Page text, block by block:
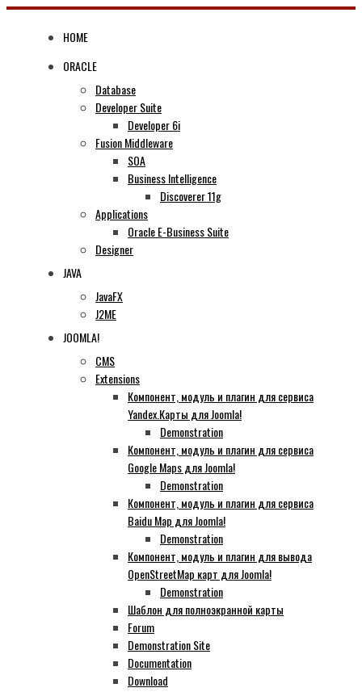
Skip
HOME
ORACLE
Database
Developer Suite
Developer 6i
Fusion Middleware
SOA
Business Intelligence
Discoverer 11g
Applications
Oracle E-Business Suite
Designer
JAVA
JavaFX
J2ME
JOOMLA!
CMS
Extensions
Компонент, модуль и плагин для сервиса
Yandex.Карты для Joomla!
Demonstration
Компонент, модуль и плагин для сервиса
Google Maps для Joomla!
Demonstration
Компонент, модуль и плагин для сервиса
Baidu Map для Joomla!
Demonstration
Компонент, модуль и плагин для вывода
OpenStreetMap карт для Joomla!
Demonstration
Шаблон для полноэкранной карты
Forum
Demonstration Site
Documentation
Download